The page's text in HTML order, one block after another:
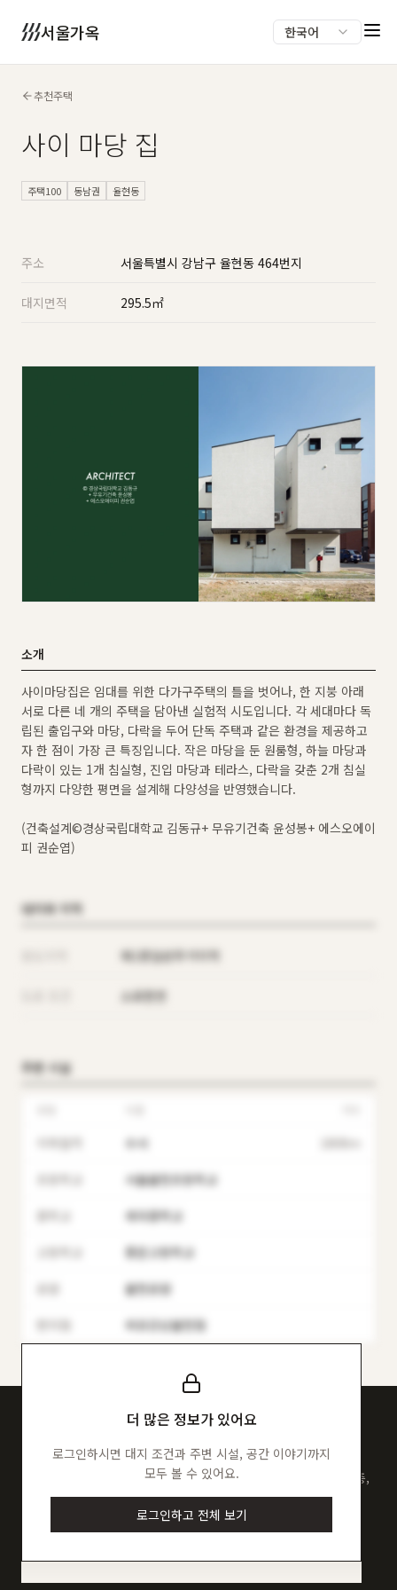
서울가옥 한국어
추천주택
사이 마당 집
주택100 동남권 율현동
주소 서울특별시 강남구 율현동 464번지
대지면적 295.5㎡
소개
사이마당집은 임대를 위한 다가구주택의 틀을 벗어나, 한 지붕 아래
서로 다른 네 개의 주택을 담아낸 실험적 시도입니다. 각 세대마다 독
립된 출입구와 마당, 다락을 두어 단독 주택과 같은 환경을 제공하고
자 한 점이 가장 큰 특징입니다. 작은 마당을 둔 원룸형, 하늘 마당과
다락이 있는 1개 침실형, 진입 마당과 테라스, 다락을 갖춘 2개 침실
형까지 다양한 평면을 설계해 다양성을 반영했습니다.
(건축설계©경상국립대학교 김동규+ 무유기건축 윤성봉+ 에스오에이
피 권순엽)
대지와 지역
제1종일반주거지역
소로한면
주변 시설
수서
서울율현초등학교
세곡중학교
풍문고등학교
율현공원
씨유강남율현점
더 많은 정보가 있어요
로그인하시면 대지 조건과 주변 시설, 공간 이야기까지
모두 볼 수 있어요.
로그인하고 전체 보기
서울가옥 엔진은 이 100채의 도면으로 검증됐어요. 내 필지에 몇 층,
몇 세대가 가능한지 먼저 계산해 보세요.